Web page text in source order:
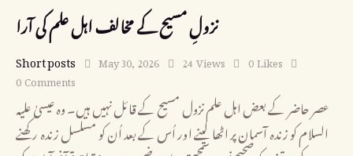
نزولِ مسیح کے مخالف اہل علم کی آرا
Short posts May 30, 2026 24Views 0Likes
0Comments
عصر حاضر کے بعض اہل علم نزول مسیح کے قائل نہیں ہیں۔ وہ عیسیٰ علیہ
السلام کو زندہ آسمان پر اٹھا لینے اور اُس کے بعد اُن کو مسلسل زندہ رکھنے